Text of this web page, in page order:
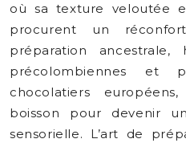
où sa texture veloutée
procurent un
préparation ancestrale,
précolombiennes et
chocolatiers
boisson pour devenir
sensorielle. L’art de